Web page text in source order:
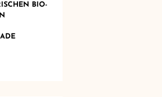
BIO-